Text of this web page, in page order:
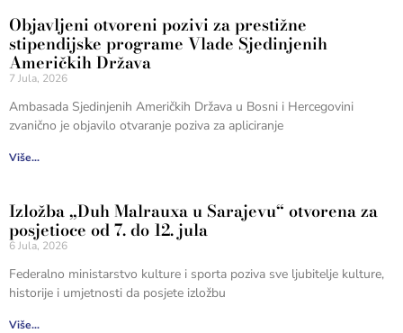
Objavljeni otvoreni pozivi za prestižne
stipendijske programe Vlade Sjedinjenih
Američkih Država
7 Jula, 2026
Ambasada Sjedinjenih Američkih Država u Bosni i Hercegovini
zvanično je objavilo otvaranje poziva za apliciranje
Više...
Izložba „Duh Malrauxa u Sarajevu“ otvorena za
posjetioce od 7. do 12. jula
6 Jula, 2026
Federalno ministarstvo kulture i sporta poziva sve ljubitelje kulture,
historije i umjetnosti da posjete izložbu
Više...